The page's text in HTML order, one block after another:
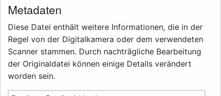
Metadaten
Diese Datei enthält weitere Informationen, die in der
Regel von der Digitalkamera oder dem verwendeten
Scanner stammen. Durch nachträgliche Bearbeitung
der Originaldatei können einige Details verändert
worden sein.